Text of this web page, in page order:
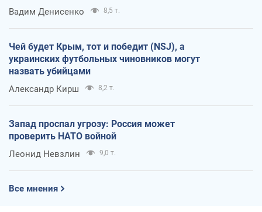
Вадим Денисенко 8,5 т.
Чей будет Крым, тот и победит (NSJ), а
украинских футбольных чиновников могут
назвать убийцами
Александр Кирш 8,2 т.
Запад проспал угрозу: Россия может
проверить НАТО войной
Леонид Невзлин 9,0 т.
Все мнения